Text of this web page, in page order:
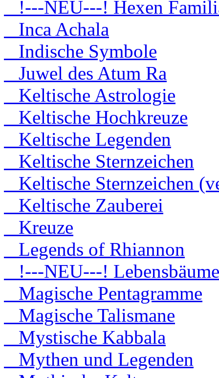
!---NEU---! Hexen
Inca Achala
Indische Symbole
Juwel des Atum Ra
Keltische Astrologie
Keltische Hochkreuze
Keltische Legenden
Keltische Sternzeichen
Keltische Sternzeichen
Keltische Zauberei
Kreuze
Legends of Rhiannon
!---NEU---! Lebensbäume
Magische Pentagramme
Magische Talismane
Mystische Kabbala
Mythen und Legenden